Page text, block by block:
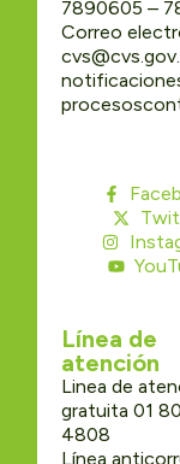
7890605 –
Correo
Línea de
atención
Linea de
gratuita 01
4808
Línea